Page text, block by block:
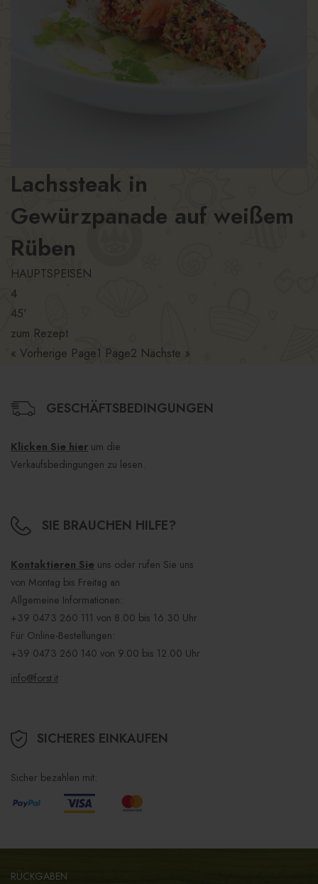
Lachssteak in
Gewürzpanade auf weißem
Rüben
HAUPTSPEISEN
4
45'
zum Rezept
« Vorherige Page1 Page2 Nächste »
GESCHÄFTSBEDINGUNGEN
Klicken Sie hier um die
Verkaufsbedingungen zu lesen.
SIE BRAUCHEN HILFE?
Kontaktieren Sie uns oder rufen Sie uns
von Montag bis Freitag an
Allgemeine Informationen:
+39 0473 260 111 von 8.00 bis 16.30 Uhr
Für Online-Bestellungen:
+39 0473 260 140 von 9.00 bis 12.00 Uhr
info@forst.it
SICHERES EINKAUFEN
Sicher bezahlen mit:
RÜCKGABEN